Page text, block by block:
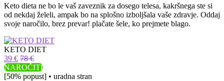
Keto dieta ne bo le vaš zaveznik za dosego telesa, kakršnega ste si
od nekdaj želeli, ampak bo na splošno izboljšala vaše zdravje. Oddaj
svoje naročilo, brez prevar! plačate šele, ko prejmete blago.
KETO DIET
39 € 78 €
NAROČITI
[50% popust] • uradna stran